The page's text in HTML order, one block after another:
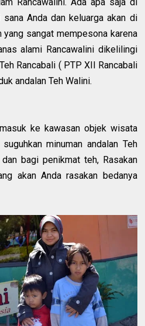
Rancawalini. Ada apa saja di
Anda dan keluarga akan di
yang sangat mempesona karena
alami Rancawalini dikelilingi
Rancabali ( PTP XII Rancabali
andalan Teh Walini.
ke kawasan objek wisata
minuman andalan Teh
bagi penikmat teh, Rasakan
akan Anda rasakan bedanya